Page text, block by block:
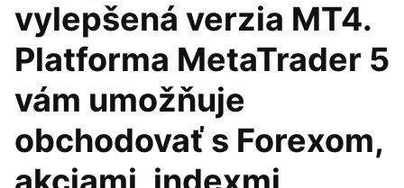
vylepšená verzia MT4.
Platforma MetaTrader 5
vám umožňuje
obchodovať s Forexom,